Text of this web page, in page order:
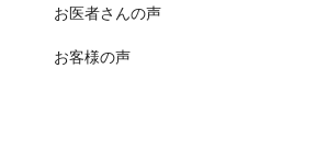
お医者さんの声
お客様の声